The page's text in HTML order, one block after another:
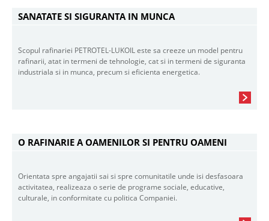
SANATATE SI SIGURANTA IN MUNCA
Scopul rafinariei PETROTEL-LUKOIL este sa creeze un model pentru
rafinarii, atat in termeni de tehnologie, cat si in termeni de siguranta
industriala si in munca, precum si eficienta energetica.
O RAFINARIE A OAMENILOR SI PENTRU OAMENI
Orientata spre angajatii sai si spre comunitatile unde isi desfasoara
activitatea, realizeaza o serie de programe sociale, educative,
culturale, in conformitate cu politica Companiei.